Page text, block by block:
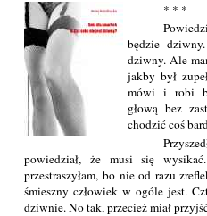
* * *
będzie
dziwny. Ale
jakby był
mówi i robi
głową bez
chodzić coś
powiedział, że musi się
przestraszyłam, bo nie od razu
śmieszny człowiek w ogóle jest.
dziwnie. No tak, przecież miał